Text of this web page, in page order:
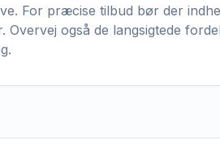
For præcise tilbud bør der
Overvej også de langsigtede